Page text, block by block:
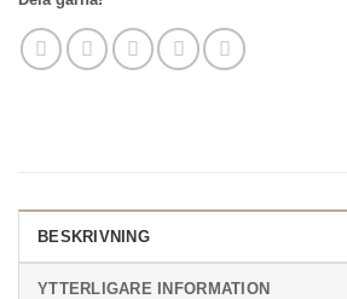
BESKRIVNING
YTTERLIGARE INFORMATION